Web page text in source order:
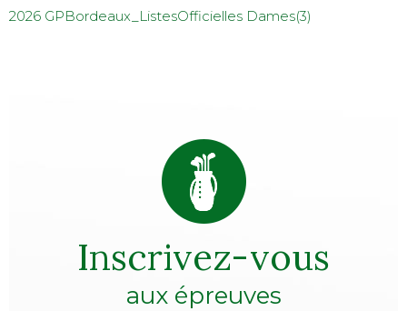
2026 GPBordeaux_ListesOfficielles Dames(3)
Inscrivez-vous
aux épreuves